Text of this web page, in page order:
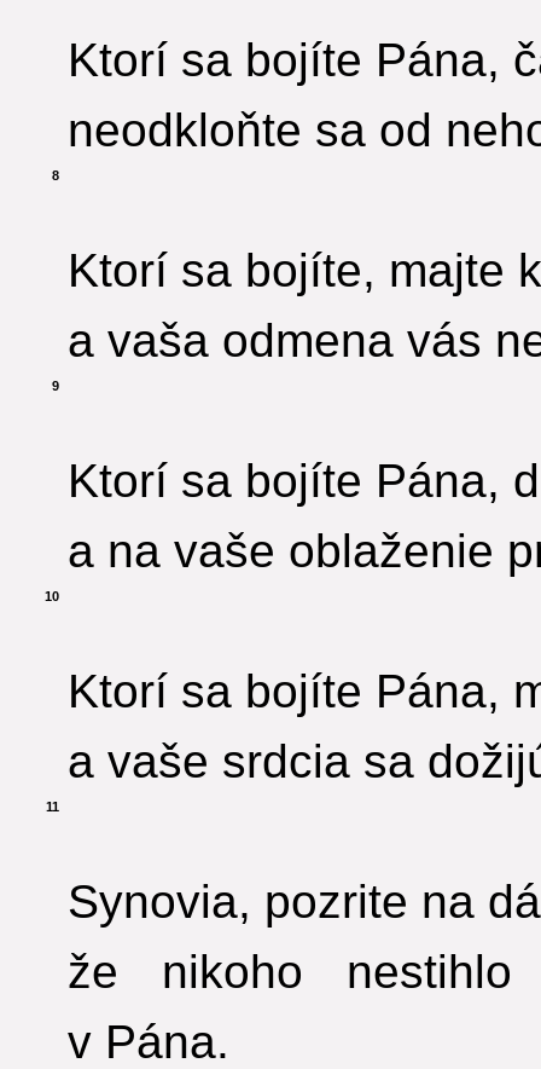
Ktorí sa bojíte Pána,
neodkloňte sa od
8
Ktorí sa bojíte, majte
a vaša odmena vás
9
Ktorí sa bojíte Pána,
a na vaše oblaženie
10
Ktorí sa bojíte Pána,
a vaše srdcia sa
11
Synovia, pozrite na
že nikoho nestihlo
v Pána.